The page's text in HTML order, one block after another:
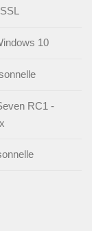
10
RC1 -